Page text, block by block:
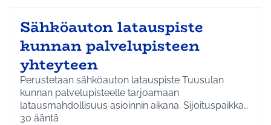
Sähköauton latauspiste
kunnan palvelupisteen
yhteyteen
Perustetaan sähköauton latauspiste Tuusulan
kunnan palvelupisteelle tarjoamaan
latausmahdollisuus asioinnin aikana. Sijoituspaikka
päätetään asukaskyselyllä.
30 ääntä